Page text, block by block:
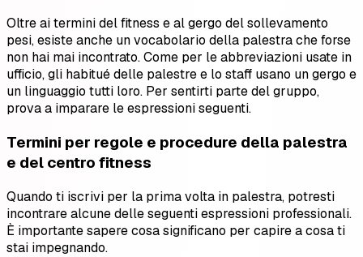
Oltre ai termini del fitness e al gergo del sollevamento
pesi, esiste anche un vocabolario della palestra che forse
non hai mai incontrato. Come per le abbreviazioni usate in
ufficio, gli habitué delle palestre e lo staff usano un gergo e
un linguaggio tutti loro. Per sentirti parte del gruppo,
prova a imparare le espressioni seguenti.
Termini per regole e procedure della palestra
e del centro fitness
Quando ti iscrivi per la prima volta in palestra, potresti
incontrare alcune delle seguenti espressioni professionali.
È importante sapere cosa significano per capire a cosa ti
stai impegnando.